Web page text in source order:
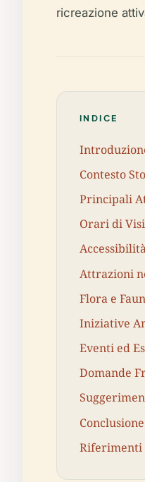
ricreazione
INDICE
Contesto
Principali
Orari di
Attrazioni
Flora e
Iniziative
Eventi ed
Domande
Conclusione
Riferimenti